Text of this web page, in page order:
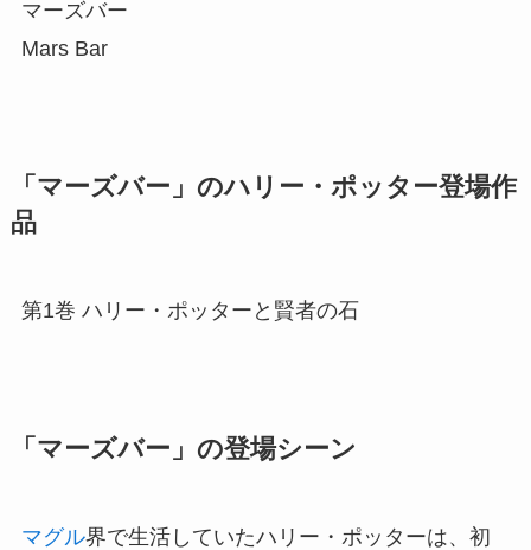
マーズバー
Mars Bar
「マーズバー」のハリー・ポッター登場作
品
第1巻 ハリー・ポッターと賢者の石
「マーズバー」の登場シーン
マグル界で生活していたハリー・ポッターは、初